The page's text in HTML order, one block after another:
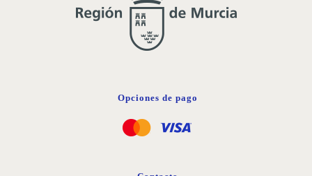
Opciones de pago